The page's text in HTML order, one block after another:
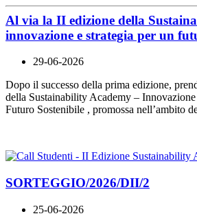
Al via la II edizione della
innovazione e strategia per un
29-06-2026
Dopo il successo della prima edizione,
della Sustainability Academy – Innovazione
Futuro Sostenibile , promossa nell’ambito
SORTEGGIO/2026/DII/2
25-06-2026